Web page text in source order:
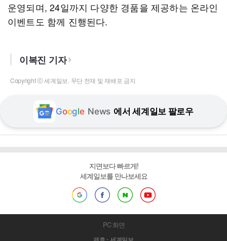
운영되며, 24일까지 다양한 경품을 제공하는 온라인
이벤트도 함께 진행된다.
이복진 기자
Copyright ⓒ 세계일보. 무단 전재 및 재배포 금지
Google News 에서 세계일보 팔로우
지면보다 빠르게!
세계일보를 만나보세요
PC 화면